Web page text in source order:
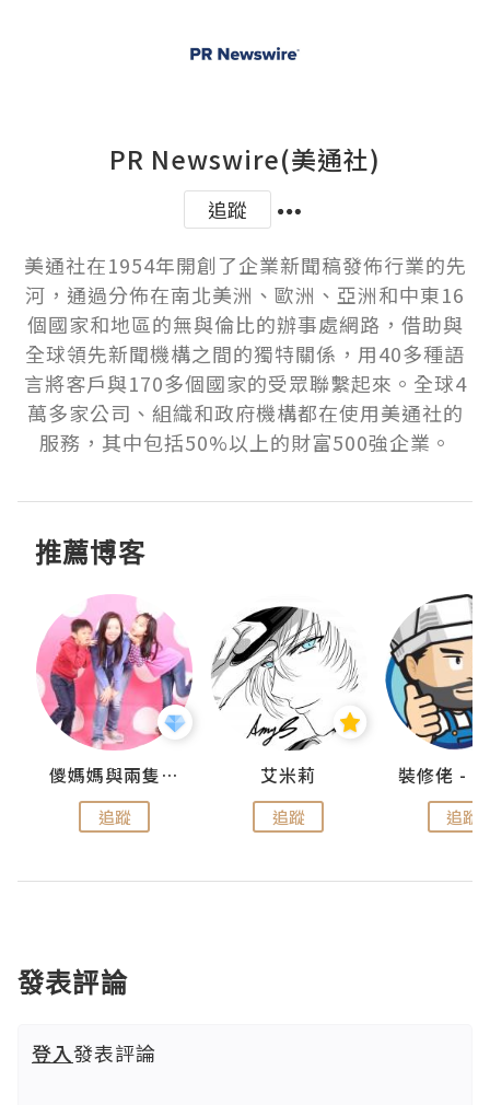
PR Newswire(美通社)
追蹤
美通社在1954年開創了企業新聞稿發佈行業的先
河，通過分佈在南北美洲、歐洲、亞洲和中東16
個國家和地區的無與倫比的辦事處網路，借助與
全球領先新聞機構之間的獨特關係，用40多種語
言將客戶與170多個國家的受眾聯繫起來。全球4
萬多家公司、組織和政府機構都在使用美通社的
服務，其中包括50%以上的財富500強企業。
推薦博客
儍媽媽與兩隻小魔怪之家
追蹤
艾米莉
追蹤 追蹤
發表評論
登入發表評論